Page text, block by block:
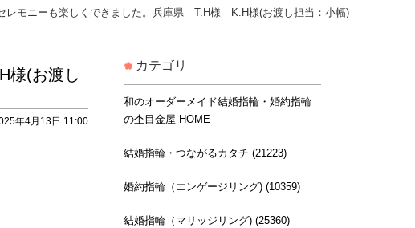
レモニーも楽しくできました。兵庫県 T.H様 K.H様(お渡し担当：小幅)
様(お渡し
年4月13日 11:00
カテゴリ
和のオーダーメイド結婚指輪・婚約指輪
の杢目金屋 HOME
結婚指輪・つながるカタチ (21223)
婚約指輪（エンゲージリング) (10359)
結婚指輪（マリッジリング) (25360)